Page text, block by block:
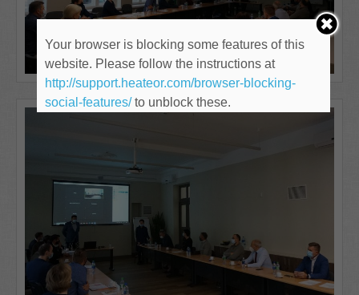
Your browser is blocking some features of this
website. Please follow the instructions at
http://support.heateor.com/browser-blocking-
social-features/to unblock these.